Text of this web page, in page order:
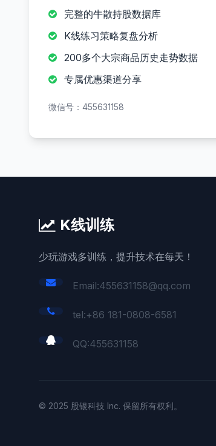
完整的牛散持股数据库
K线练习策略复盘分析
200多个大宗商品历史走势数据
专属优惠渠道分享
微信号：455631158
K线训练
少玩游戏多训练，提升技术在每天！
Email:455631158@qq.com
tel:+86 181-0808-6581
QQ:455631158
© 2025 股银科技 Inc. 保留所有权利。